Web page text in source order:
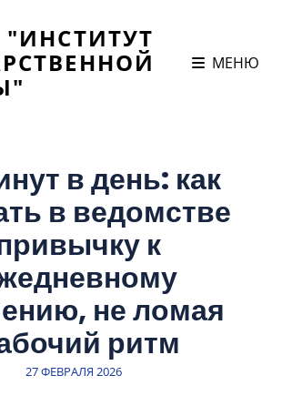
МЕНЮ
в день: как
в ведомстве
к
не ломая
ритм
ЗАПИСЬ
27 ФЕВРАЛЯ 2026